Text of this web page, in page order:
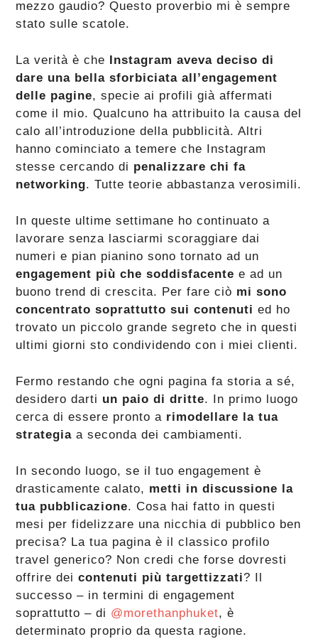
mezzo gaudio? Questo proverbio mi è sempre
stato sulle scatole.
La verità è che Instagram aveva deciso di
dare una bella sforbiciata all’engagement
delle pagine, specie ai profili già affermati
come il mio. Qualcuno ha attribuito la causa del
calo all’introduzione della pubblicità. Altri
hanno cominciato a temere che Instagram
stesse cercando di penalizzare chi fa
networking. Tutte teorie abbastanza verosimili.
In queste ultime settimane ho continuato a
lavorare senza lasciarmi scoraggiare dai
numeri e pian pianino sono tornato ad un
engagement più che soddisfacente e ad un
buono trend di crescita. Per fare ciò mi sono
concentrato soprattutto sui contenuti ed ho
trovato un piccolo grande segreto che in questi
ultimi giorni sto condividendo con i miei clienti.
Fermo restando che ogni pagina fa storia a sé,
desidero darti un paio di dritte. In primo luogo
cerca di essere pronto a rimodellare la tua
strategia a seconda dei cambiamenti.
In secondo luogo, se il tuo engagement è
drasticamente calato, metti in discussione la
tua pubblicazione. Cosa hai fatto in questi
mesi per fidelizzare una nicchia di pubblico ben
precisa? La tua pagina è il classico profilo
travel generico? Non credi che forse dovresti
offrire dei contenuti più targettizzati? Il
successo – in termini di engagement
soprattutto – di @morethanphuket, è
determinato proprio da questa ragione.